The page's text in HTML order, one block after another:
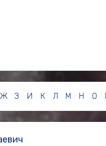
Ж З И К Л М Н О